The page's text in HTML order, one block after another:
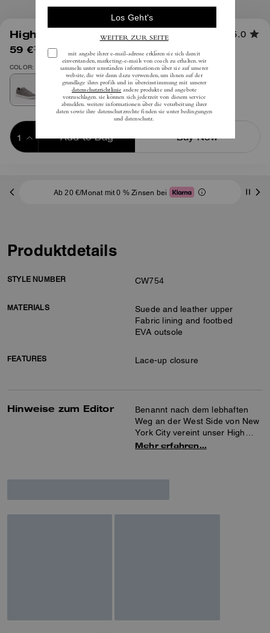
High Line Sneaker 5.0
59 €135 €(56%)
COLOR: Anthrazit
Add to Bag Buy Now
Ab 20 €/Monat mit 0 % Zinsen bei
Produktdetails
STYLE NUMBER CW754
MATERIALS
Suede and leather upper
Fabric lining and footbed
EVA outsole
FEATURES Lace-up closure
Hinweise zum Editor
Benannt nach dem lebhaften
Weg an der West Side von New
York City vereint unser High
Line Sneaker anspruchsvolles
samtweichem Veloursleder mit
überzeugt die flache Silhouette
mit einer gepolsterten
Mehr erfahren…